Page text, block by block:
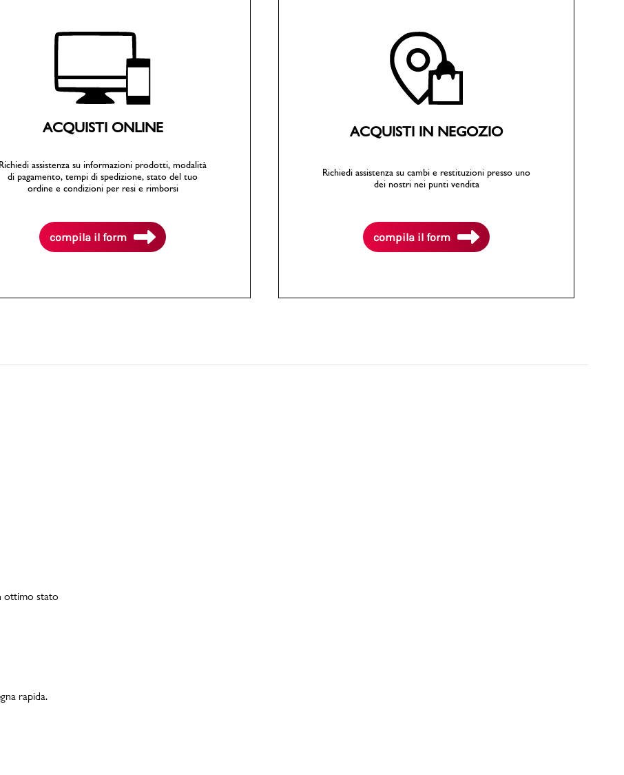
Scopri di più
la guida
PittaRosso
Back to School 2026: la guida definitiva per il
rientro a scuola
PittaRosso
Gioco della scarpa al matrimonio e idee
divertenti con le calzature
ACQUISTI ONLINE
Richiedi assistenza su informazioni prodotti, modalità
di pagamento, tempi di spedizione, stato del tuo
ordine e condizioni per resi e rimborsi
compila il form
ACQUISTI IN NEGOZIO
Richiedi assistenza su cambi e restituzioni presso uno
dei nostri nei punti vendita
compila il form
ottimo stato
rapida.